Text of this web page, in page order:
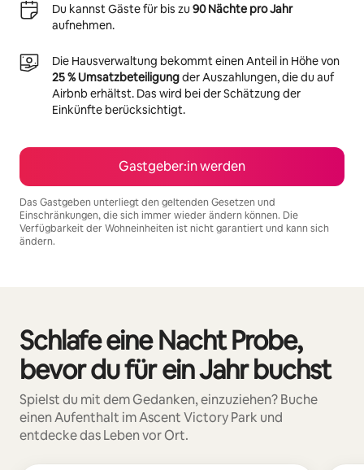
Du kannst Gäste für bis zu 90 Nächte pro Jahr
aufnehmen.
Die Hausverwaltung bekommt einen Anteil in Höhe von
25 % Umsatzbeteiligungder Auszahlungen, die du auf
Airbnb erhältst. Das wird bei der Schätzung der
Einkünfte berücksichtigt.
Gastgeber:in werden
Das Gastgeben unterliegt den geltenden Gesetzen und
Einschränkungen, die sich immer wieder ändern können. Die
Verfügbarkeit der Wohneinheiten ist nicht garantiert und kann sich
ändern.
Schlafe eine Nacht Probe,
bevor du für ein Jahr buchst
Spielst du mit dem Gedanken, einzuziehen? Buche
einen Aufenthalt im Ascent Victory Park und
entdecke das Leben vor Ort.
0 von 0 Artikeln